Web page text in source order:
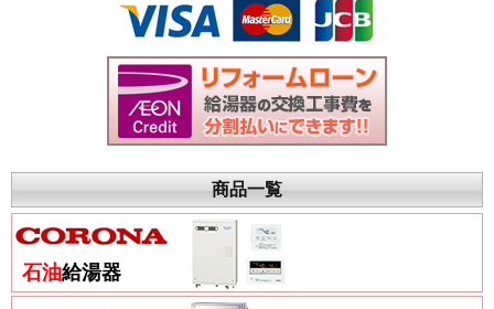
商品一覧
石油給湯器